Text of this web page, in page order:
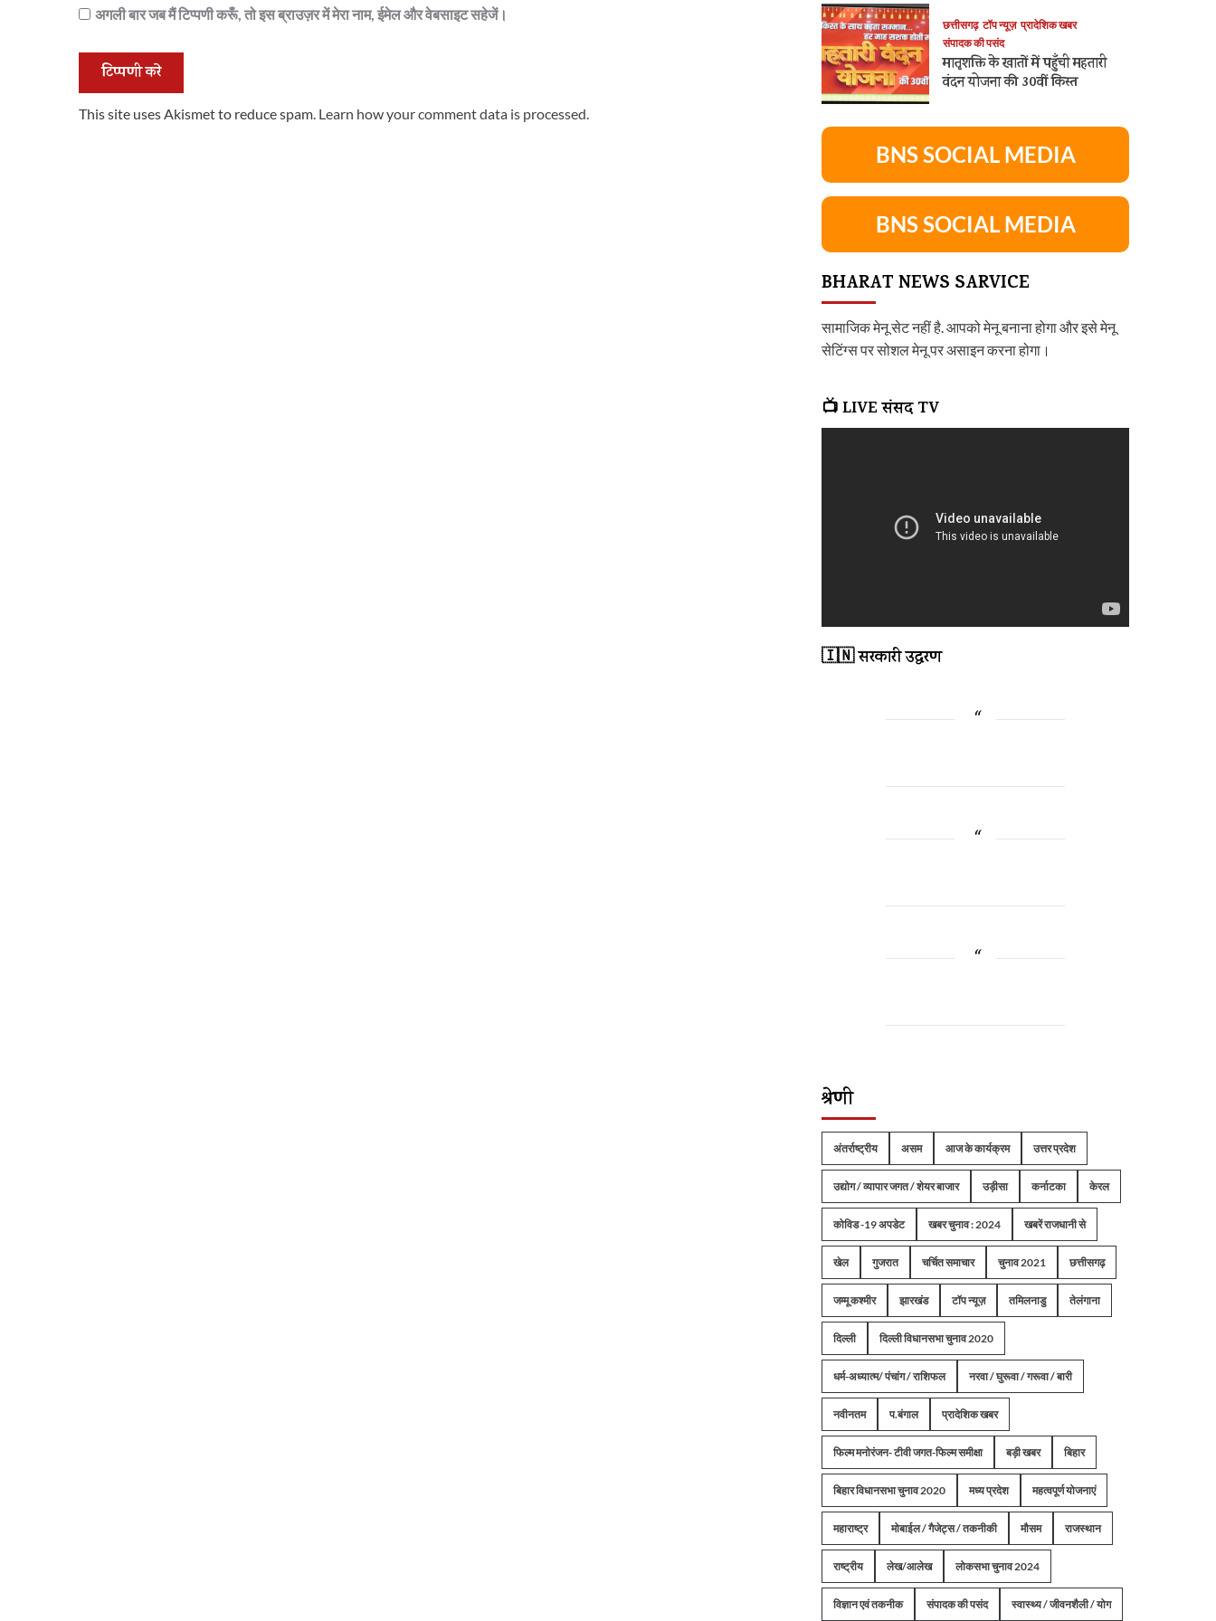
अगली बार जब मैं टिप्पणी करूँ, तो इस ब्राउज़र में मेरा नाम, ईमेल और वेबसाइट सहेजें।
This site uses Akismet to reduce spam. Learn how your comment data is processed.
छत्तीसगढ़ टॉप न्यूज़ प्रादेशिक खबर
संपादक की पसंद
मातृशक्ति के खातों में पहुँची महतारी
वंदन योजना की 30वीं किस्त
BNS SOCIAL MEDIA
BNS SOCIAL MEDIA
BHARAT NEWS SARVICE
सामाजिक मेनू सेट नहीं है. आपको मेनू बनाना होगा और इसे मेनू
सेटिंग्स पर सोशल मेनू पर असाइन करना होगा।
📺 LIVE संसद TV
🇮🇳 सरकारी उद्धरण
श्रेणी
अंतर्राष्ट्रीय असम आज के कार्यक्रम उत्तर प्रदेश
उद्योग / व्यापार जगत / शेयर बाजार उड़ीसा कर्नाटका केरल
कोविड -19 अपडेट खबर चुनाव : 2024 खबरें राजधानी से
खेल गुजरात चर्चित समाचार चुनाव 2021 छत्तीसगढ़
जम्मू कश्मीर झारखंड टॉप न्यूज़ तमिलनाडु तेलंगाना
दिल्ली दिल्ली विधानसभा चुनाव 2020
धर्म-अध्यात्म/ पंचांग / राशिफल नरवा / घुरूवा / गरूवा / बारी
नवीनतम प.बंगाल प्रादेशिक खबर
फिल्म मनोरंजन- टीवी जगत-फिल्म समीक्षा बड़ी खबर बिहार
बिहार विधानसभा चुनाव 2020 मध्य प्रदेश महत्वपूर्ण योजनाएं
महाराष्ट्र मोबाईल / गैजेट्स / तकनीकी मौसम राजस्थान
राष्ट्रीय लेख/आलेख लोकसभा चुनाव 2024
विज्ञान एवं तकनीक संपादक की पसंद स्वास्थ्य / जीवनशैली / योग